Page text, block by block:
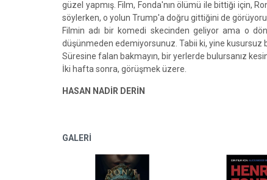
güzel yapmış. Film, Fonda'nın ölümü ile bittiği için,
söylerken, o yolun Trump'a doğru gittiğini de
Filmin adı bir komedi skecinden geliyor ama o
düşünmeden edemiyorsunuz. Tabii ki, yine kusursuz
Süresine falan bakmayın, bir yerlerde bulursanız
İki hafta sonra, görüşmek üzere.
HASAN NADİR DERİN
GALERİ